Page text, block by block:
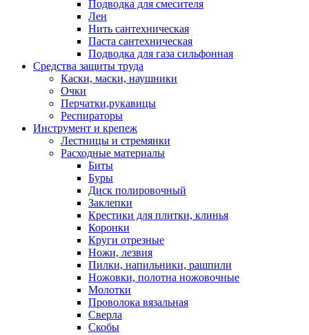
Подводка для смесителя
Лен
Нить сантехническая
Паста сантехническая
Подводка для газа сильфонная
Средства защиты труда
Каски, маски, наушники
Очки
Перчатки,рукавицы
Респираторы
Инструмент и крепеж
Лестницы и стремянки
Расходные материалы
Биты
Буры
Диск полировочный
Заклепки
Крестики для плитки, клинья
Коронки
Круги отрезные
Ножи, лезвия
Пилки, напильники, рашпили
Ножовки, полотна ножовочные
Молотки
Проволока вязальная
Сверла
Скобы